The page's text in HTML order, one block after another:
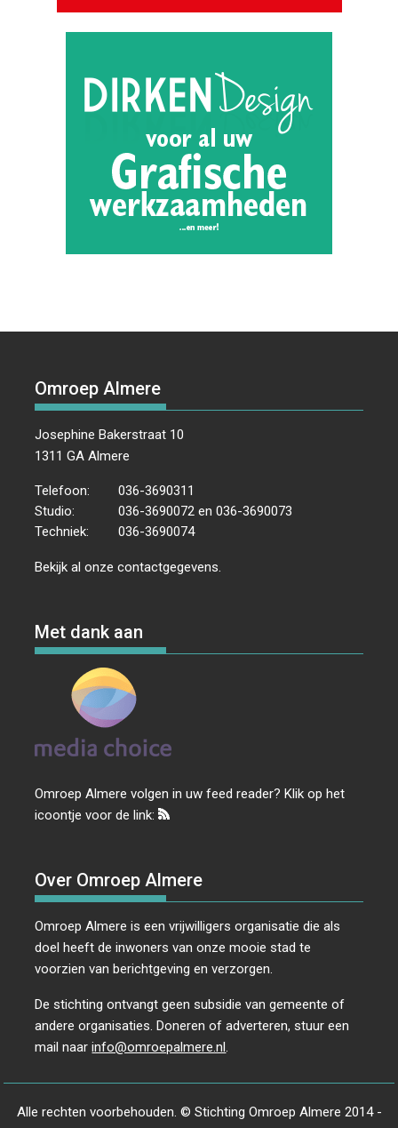
Omroep Almere
Josephine Bakerstraat 10
1311 GA Almere
Telefoon:
036-3690311
Studio:
036-3690072 en 036-3690073
Techniek:
036-3690074
Bekijk al onzecontactgegevens
Met dank aan
Omroep Almere volgen in uw feed reader? Klik op het
icoontje voor de link:
Over Omroep Almere
Omroep Almere is een vrijwilligers organisatie die als
doel heeft de inwoners van onze mooie stad te
voorzien van berichtgeving en verzorgen.
De stichting ontvangt geen subsidie van gemeente of
andere organisaties. Doneren of adverteren, stuur een
mail naarinfo@omroepalmere.nl.
Alle rechten voorbehouden. © Stichting Omroep Almere 2014 -